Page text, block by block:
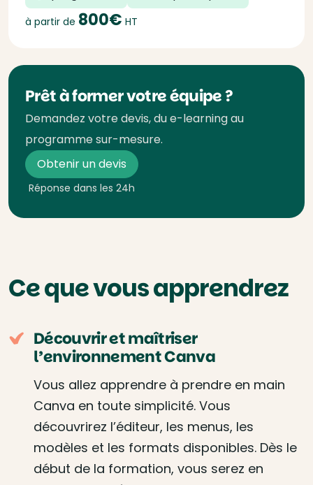
à partir de 800€ HT
Prêt à former votre équipe ?
Demandez votre devis, du e-learning au
programme sur-mesure.
Obtenir un devis
Réponse dans les 24h
Ce que vous apprendrez
Découvrir et maîtriser
l’environnement Canva
Vous allez apprendre à prendre en main
Canva en toute simplicité. Vous
découvrirez l’éditeur, les menus, les
modèles et les formats disponibles. Dès le
début de la formation, vous serez en